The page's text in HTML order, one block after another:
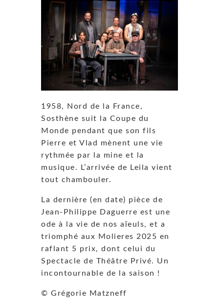
1958, Nord de la France,
Sosthène suit la Coupe du
Monde pendant que son fils
Pierre et Vlad mènent une vie
rythmée par la mine et la
musique. L’arrivée de Leila vient
tout chambouler.
La dernière (en date) pièce de
Jean-Philippe Daguerre est une
ode à la vie de nos aïeuls, et a
triomphé aux Molieres 2025 en
raflant 5 prix, dont celui du
Spectacle de Théâtre Privé. Un
incontournable de la saison !
© Grégorie Matzneff